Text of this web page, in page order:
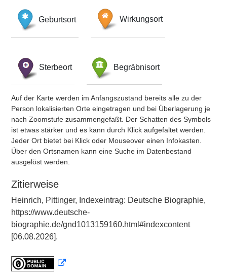
Geburtsort Wirkungsort
Sterbeort Begräbnisort
Auf der Karte werden im Anfangszustand bereits alle zu der
Person lokalisierten Orte eingetragen und bei Überlagerung je
nach Zoomstufe zusammengefaßt. Der Schatten des Symbols
ist etwas stärker und es kann durch Klick aufgefaltet werden.
Jeder Ort bietet bei Klick oder Mouseover einen Infokasten.
Über den Ortsnamen kann eine Suche im Datenbestand
ausgelöst werden.
Zitierweise
Heinrich, Pittinger, Indexeintrag: Deutsche Biographie,
https://www.deutsche-
biographie.de/gnd1013159160.html#indexcontent
[06.08.2026].